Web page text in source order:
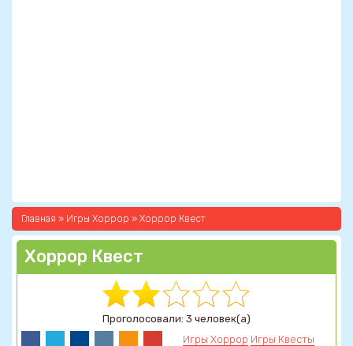
Главная » Игры Хоррор » Хоррор Квест
Хоррор Квест
Проголосовали: 3 человек(а)
Игры Хоррор Игры Квесты